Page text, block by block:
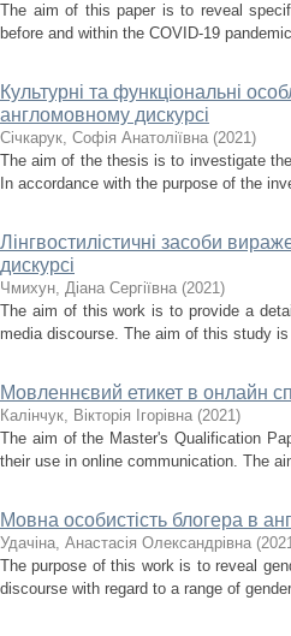
The aim of this paper is to reveal
before and within the COVID-19
Культурні та функціональні
англомовному дискурсі
Січкарук, Софія Анатоліївна (2021)
The aim of the thesis is to investigate
In accordance with the purpose of the
Лінгвостилістичні засоби
дискурсі
Чмихун, Діана Сергіївна (2021)
The aim of this work is to provide a
media discourse. The aim of this study
Мовленнєвий етикет в онлайн
Калінчук, Вікторія Ігорівна (2021)
The aim of the Master's Qualification
their use in online communication. The
Мовна особистість блогера в
Удачіна, Анастасія Олександрівна (
The purpose of this work is to reveal
discourse with regard to a range of